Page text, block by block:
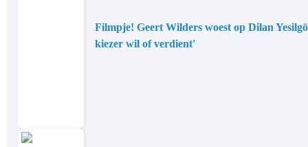
Filmpje! Geert Wilders woest op Dilan
kiezer wil of verdient'